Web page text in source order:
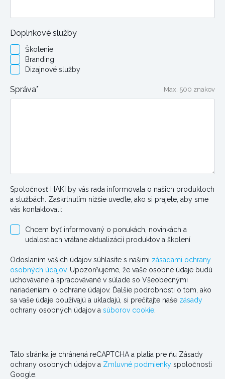
distribučné centrum južného Walesu,
Zelené miesto,
Kenfig Ind Estate,
Margam,
Port Talbot,
Telefón:
DE24 8AA
Telefón:+44 (0)1332 663001
Britský distribučný partner – Enigma
Industrial Services (Preston)
Drsná hej cesta,
Preston,
PR2 5AR
Telefón:+44 (0)1772 796665
Cesta reťazového mosta,
Blaydon na Tyne,
Doplnkové služby
Školenie
Branding
Dizajnové služby
Správa* Max. 500 znakov
Spoločnosť HAKI by vás rada informovala o našich produktoch
a službách. Zaškrtnutím nižšie uveďte, ako si prajete, aby sme
vás kontaktovali:
Chcem byť informovaný o ponukách, novinkách a
udalostiach vrátane aktualizácií produktov a školení
Odoslaním vašich údajov súhlasíte s našimi zásadami ochrany
osobných údajov. Upozorňujeme, že vaše osobné údaje budú
uchovávané a spracovávané v súlade so Všeobecnými
nariadeniami o ochrane údajov. Ďalšie podrobnosti o tom, ako
sa vaše údaje používajú a ukladajú, si prečítajte naše zásady
ochrany osobných údajov a súborov cookie
Táto stránka je chránená reCAPTCHA a platia pre ňu Zásady
ochrany osobných údajov a Zmluvné podmienky spoločnosti
Google.